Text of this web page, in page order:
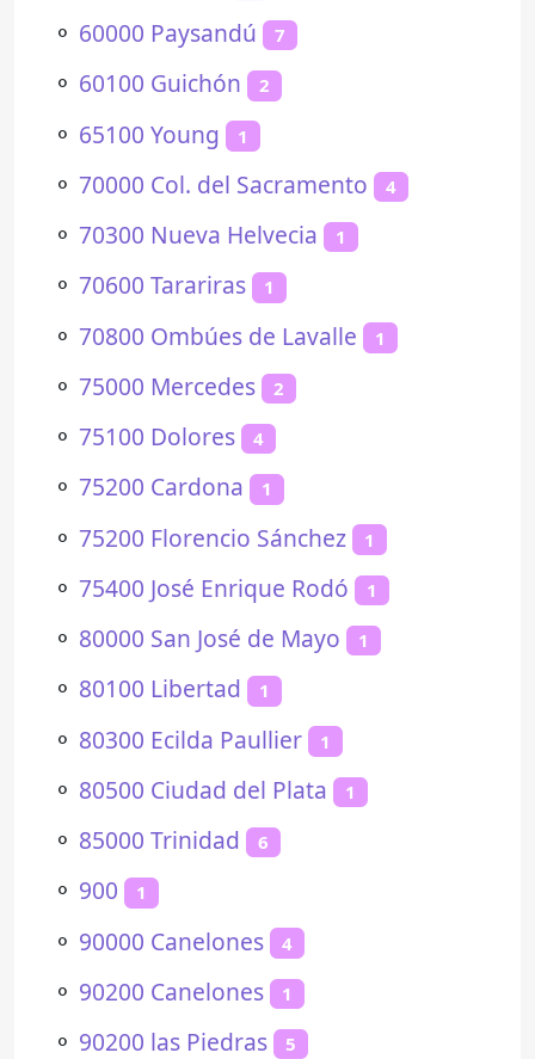
⚬ 60000 Paysandú 7
⚬ 60100 Guichón 2
⚬ 65100 Young 1
⚬ 70000 Col. del Sacramento 4
⚬ 70300 Nueva Helvecia 1
⚬ 70600 Tarariras 1
⚬ 70800 Ombúes de Lavalle 1
⚬ 75000 Mercedes 2
⚬ 75100 Dolores 4
⚬ 75200 Cardona 1
⚬ 75200 Florencio Sánchez 1
⚬ 75400 José Enrique Rodó 1
⚬ 80000 San José de Mayo 1
⚬ 80100 Libertad 1
⚬ 80300 Ecilda Paullier 1
⚬ 80500 Ciudad del Plata 1
⚬ 85000 Trinidad 6
⚬ 900 1
⚬ 90000 Canelones 4
⚬ 90200 Canelones 1
⚬ 90200 las Piedras 5